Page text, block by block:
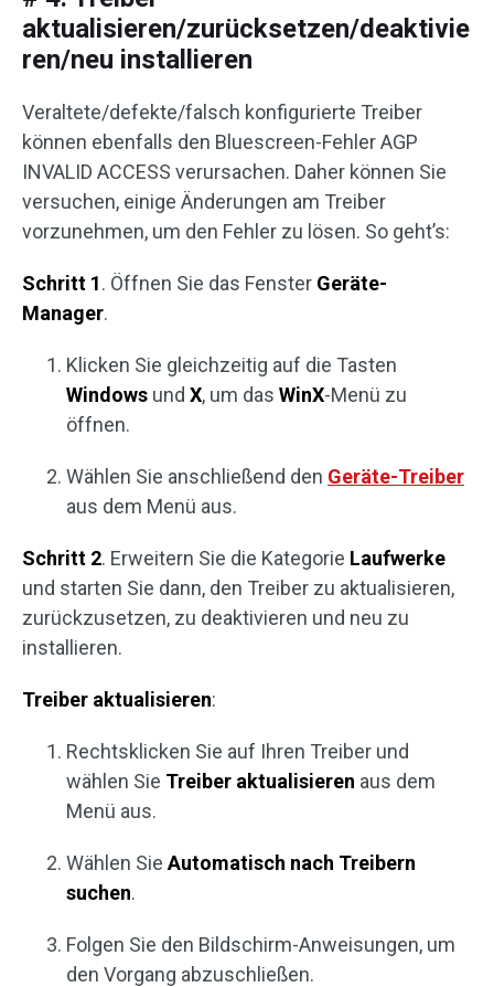
aktualisieren/zurücksetzen/deaktivie
ren/neu installieren
Veraltete/defekte/falsch konfigurierte Treiber
können ebenfalls den Bluescreen-Fehler AGP
INVALID ACCESS verursachen. Daher können Sie
versuchen, einige Änderungen am Treiber
vorzunehmen, um den Fehler zu lösen. So geht’s:
Schritt 1. Öffnen Sie das Fenster Geräte-
Manager.
Klicken Sie gleichzeitig auf die Tasten
Windows und X, um das WinX-Menü zu
öffnen.
Wählen Sie anschließend den Geräte-Treiber
aus dem Menü aus.
Schritt 2. Erweitern Sie die Kategorie Laufwerke
und starten Sie dann, den Treiber zu aktualisieren,
zurückzusetzen, zu deaktivieren und neu zu
installieren.
Treiber aktualisieren:
Rechtsklicken Sie auf Ihren Treiber und
wählen Sie Treiber aktualisieren aus dem
Menü aus.
Wählen SieAutomatisch nach Treibern
suchen.
Folgen Sie den Bildschirm-Anweisungen, um
den Vorgang abzuschließen.